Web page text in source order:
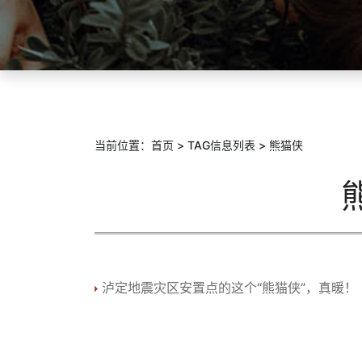
当前位置： 首页 > TAG信息列表 > 熊猫侠
泸定地震灾区安置点的这个“熊猫侠”，真暖！